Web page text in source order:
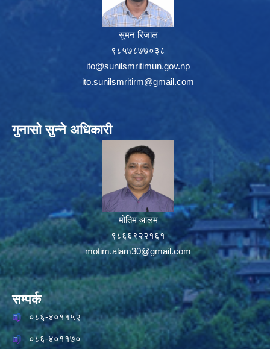
सुमन रिजाल
९८५७८७७०३८
ito@sunilsmritimun.gov.np
ito.sunilsmritirm@gmail.com
गुनासो सुन्ने अधिकारी
मोतिम आलम
९८६६९२२१६१
motim.alam30@gmail.com
सम्पर्क
०८६-४०११५२
०८६-४०११७०